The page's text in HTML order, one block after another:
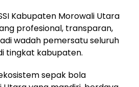
Kabupaten Morowali Utara
profesional, transparan,
wadah pemersatu seluruh
tingkat kabupaten.
sepak bola